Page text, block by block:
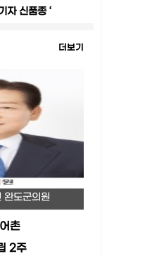
자 신품종 ‘
더보기
완도군의원
촌
2주